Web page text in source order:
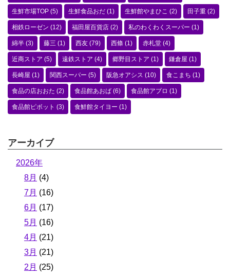
生鮮市場TOP (5) 生鮮食品おだ (1) 生鮮館やまひこ (2) 田子重 (2)
相鉄ローゼン (12) 福田屋百貨店 (2) 私のわくわくスーパー (1)
綿半 (3) 藤三 (1) 西友 (79) 西條 (1) 赤札堂 (4)
近商ストア (5) 遠鉄ストア (4) 郷野目ストア (1) 鎌倉屋 (1)
長崎屋 (1) 関西スーパー (5) 阪急オアシス (10) 食こまち (1)
食品の店おおた (2) 食品館あおば (6) 食品館アプロ (1)
食品館ピボット (3) 食鮮館タイヨー (1)
アーカイブ
2026年
8月 (4)
7月 (16)
6月 (17)
5月 (16)
4月 (21)
3月 (21)
2月 (25)